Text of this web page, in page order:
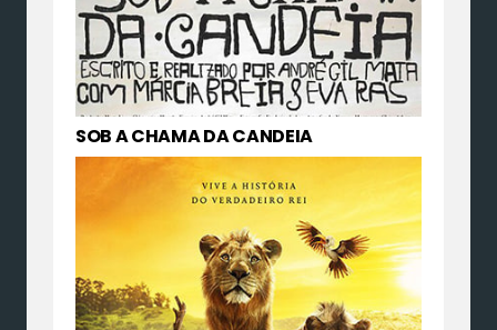
SOB A CHAMA DA CANDEIA